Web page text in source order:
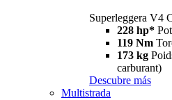
Superleggera V4
228 hp*
119 Nm
173 kg
carburant)
Descubre más
Multistrada